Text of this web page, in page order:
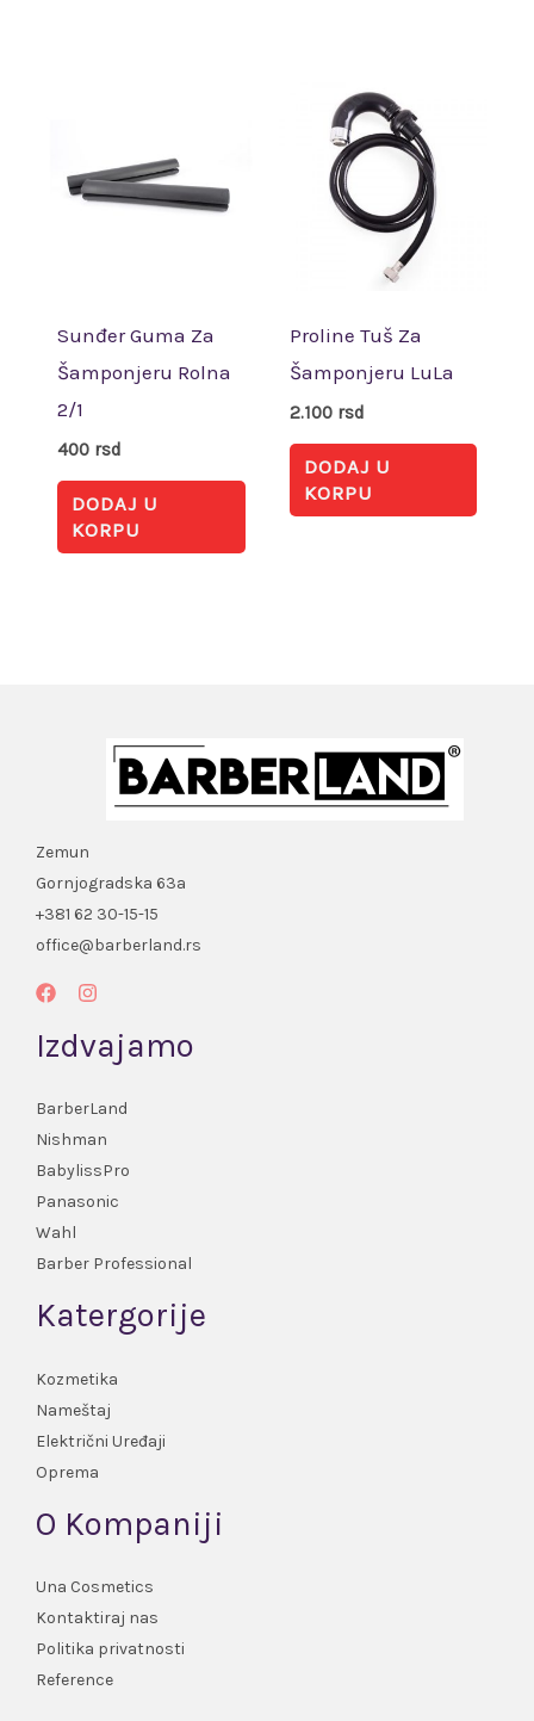
Sunđer Guma Za
Šamponjeru Rolna
2/1
400 rsd
DODAJ U
KORPU
Proline Tuš Za
Šamponjeru LuLa
2.100 rsd
DODAJ U
KORPU
Zemun
Gornjogradska 63a
+381 62 30-15-15
office@barberland.rs
Izdvajamo
BarberLand
Nishman
BabylissPro
Panasonic
Wahl
Barber Professional
Katergorije
Kozmetika
Nameštaj
Električni Uređaji
Oprema
O Kompaniji
Una Cosmetics
Kontaktiraj nas
Politika privatnosti
Reference